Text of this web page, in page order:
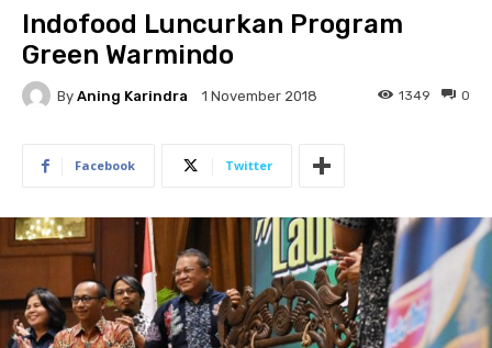
Indofood Luncurkan Program
Green Warmindo
By Aning Karindra 1 November 2018 0
1349
Facebook Twitter